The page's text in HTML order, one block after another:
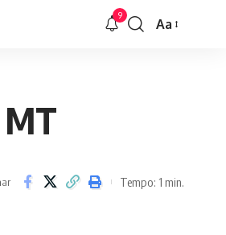
9
Font
Aa
Tempo: 1 min.